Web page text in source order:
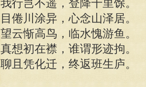
我行岂不遥，登降千里馀。
目倦川涂异，心念山泽居。
望云惭高鸟，临水愧游鱼。
真想初在襟，谁谓形迹拘。
聊且凭化迁，终返班生庐。